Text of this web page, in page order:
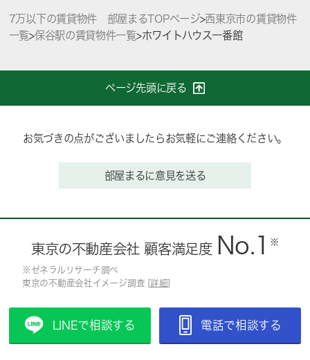
7万以下の賃貸物件 部屋まるTOPページ>西東京市の賃貸物件
一覧>保谷駅の賃貸物件一覧>ホワイトハウス一番館
ページ先頭に戻る
お気づきの点がございましたらお気軽にご連絡ください。
部屋まるに意見を送る
東京の不動産会社 顧客満足度 No.1 ※
※ゼネラルリサーチ調べ
東京の不動産会社イメージ調査 [詳細]
LINEで相談する 電話で相談する